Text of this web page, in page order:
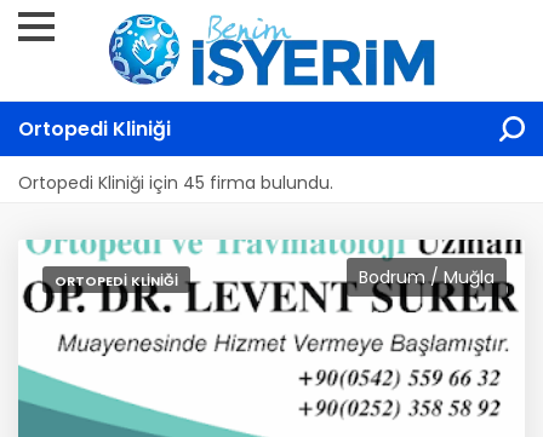
Ortopedi Kliniği
Ortopedi Kliniği için 45 firma bulundu.
Bodrum / Muğla
ORTOPEDI KLINIĞI